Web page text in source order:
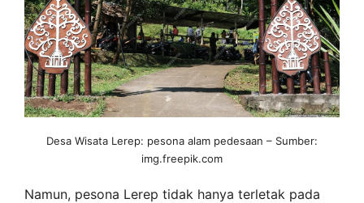
Desa Wisata Lerep: pesona alam pedesaan – Sumber:
img.freepik.com
Namun, pesona Lerep tidak hanya terletak pada